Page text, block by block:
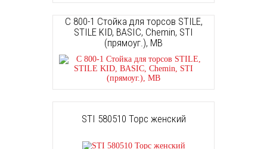
С 800-1 Стойка для торсов STILE,
STILE KID, BASIC, Chemin, STI
(прямоуг.), МВ
STI 580510 Торс женский